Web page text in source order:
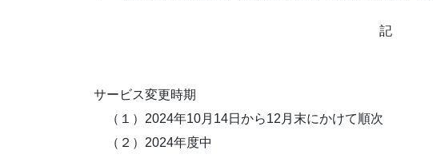
記
サービス変更時期
（１）2024年10月14日から12月末にかけて順次
（２）2024年度中